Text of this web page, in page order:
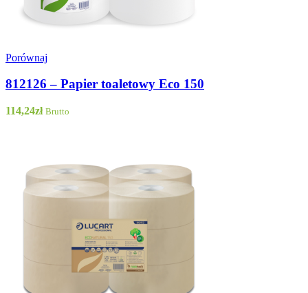
Porównaj
812126 – Papier toaletowy Eco 150
114,24zł Brutto